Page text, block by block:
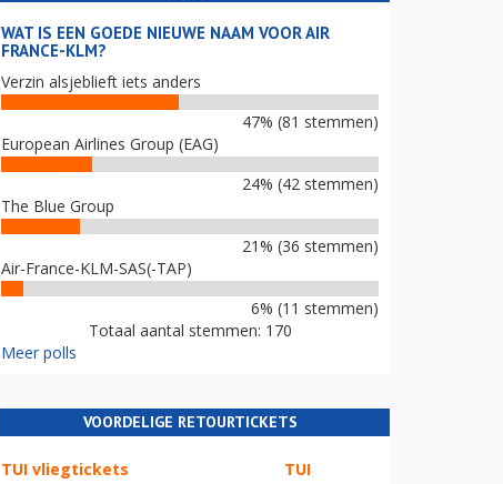
WAT IS EEN GOEDE NIEUWE NAAM VOOR AIR
FRANCE-KLM?
Verzin alsjeblieft iets anders
47% (81 stemmen)
European Airlines Group (EAG)
24% (42 stemmen)
The Blue Group
21% (36 stemmen)
Air-France-KLM-SAS(-TAP)
6% (11 stemmen)
Totaal aantal stemmen: 170
Meer polls
VOORDELIGE RETOURTICKETS
TUI vliegtickets TUI